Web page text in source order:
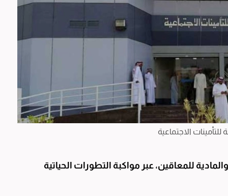
الاجتماعية
للمعاقين، عبر مواكبة التطورات الحياتية